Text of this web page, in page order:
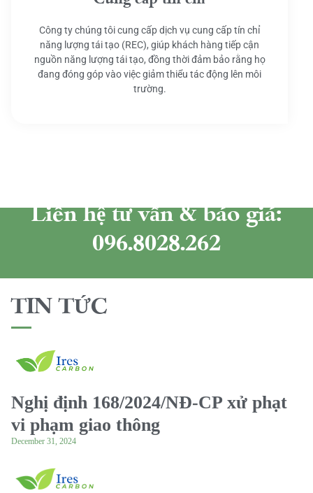
Công ty chúng tôi cung cấp dịch vụ cung cấp tín chỉ
năng lượng tái tạo (REC), giúp khách hàng tiếp cận
nguồn năng lượng tái tạo, đồng thời đảm bảo rằng họ
đang đóng góp vào việc giảm thiểu tác động lên môi
trường.
Liên hệ tư vấn & báo giá:
096.8028.262
TIN TỨC
Nghị định 168/2024/NĐ-CP xử phạt
vi phạm giao thông
December 31, 2024